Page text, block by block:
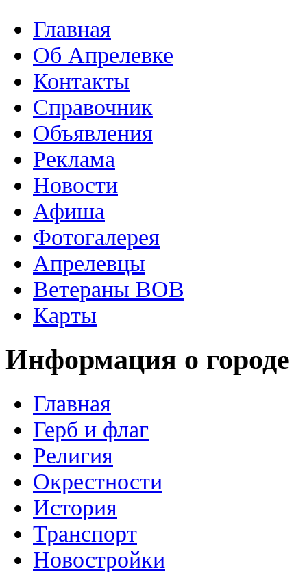
Главная
Об Апрелевке
Контакты
Справочник
Объявления
Реклама
Новости
Афиша
Фотогалерея
Апрелевцы
Ветераны ВОВ
Карты
Информация о городе
Главная
Герб и флаг
Религия
Окрестности
История
Транспорт
Новостройки